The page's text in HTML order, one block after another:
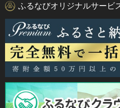
ふるなびオリジナルサービ